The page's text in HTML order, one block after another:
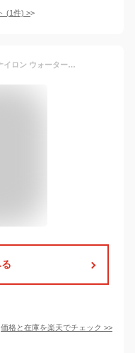
(1件) >
ソレル SOREL メンズ 1964 パックナイロン ウォータープルーフ （NM3487-419 FW23） M 1964 PAC NYLON WP スノーブーツ ウィンターブーツ 防水 India-Ink/Gum-10
価格と在庫を楽天でチェック >>